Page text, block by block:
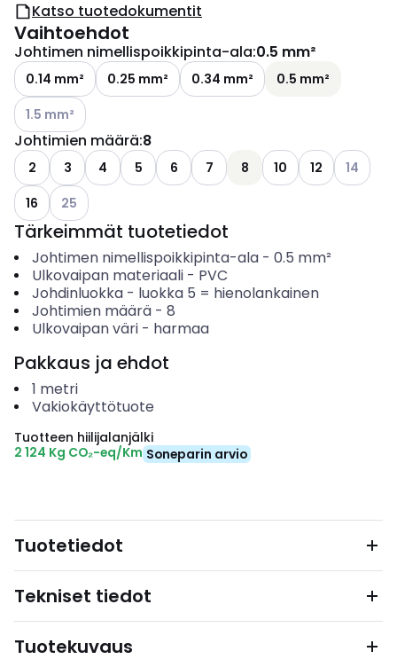
Katso tuotedokumentit
Vaihtoehdot
Johtimen nimellispoikkipinta-ala:0.5 mm²
0.14 mm² 0.25 mm² 0.34 mm²
0.5 mm²
Katso käytettävissä olevat vaihtoehdot
1.5 mm²
Johtimien määrä:8
2 3 4 5 6 7 8 10 12 Katso
14
16
Katso käytettävissä olevat vaihtoehdot
25
Tärkeimmät tuotetiedot
Johtimen nimellispoikkipinta-ala- 0.5 mm²
Ulkovaipan materiaali- PVC
Johdinluokka- luokka 5 = hienolankainen
Johtimien määrä- 8
Ulkovaipan väri- harmaa
Pakkaus ja ehdot
1 metri
Vakiokäyttötuote
Tuotteen hiilijalanjälki
2 124 Kg CO₂-eq/Km Soneparin arvio
Tuotetiedot
Tekniset tiedot
Tuotekuvaus